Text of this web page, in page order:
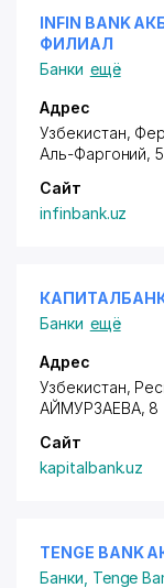
INFIN BANK
ФИЛИАЛ
Банки ещё
Адрес
Узбекистан,
Аль-Фаргоний,
Сайт
infinbank.uz
Банки ещё
Адрес
Узбекистан,
АЙМУРЗАЕВА, 8
Сайт
kapitalbank.uz
TENGE
Банки Tenge